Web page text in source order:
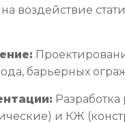
воздействие
барьерных
и КЖ